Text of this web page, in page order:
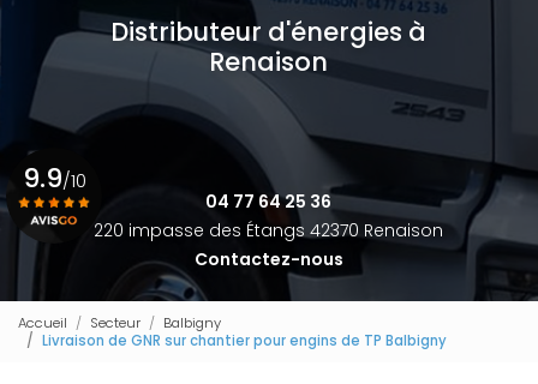
Distributeur d'énergies à
Renaison
04 77 64 25 36
220 impasse des Étangs 42370 Renaison
Contactez-nous
9.9/10
Accueil Secteur
Balbigny
Livraison de GNR sur chantier pour engins de TP Balbigny